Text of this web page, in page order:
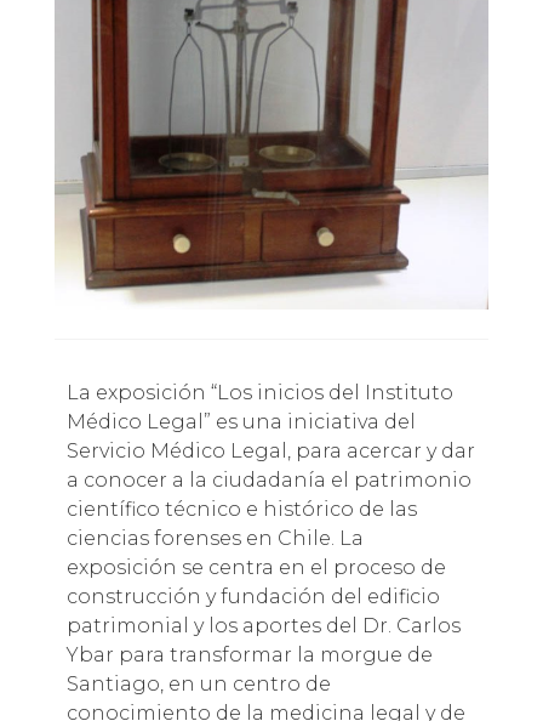
La exposición “Los inicios del Instituto
Médico Legal” es una iniciativa del
Servicio Médico Legal, para acercar y dar
a conocer a la ciudadanía el patrimonio
científico técnico e histórico de las
ciencias forenses en Chile. La
exposición se centra en el proceso de
construcción y fundación del edificio
patrimonial y los aportes del Dr. Carlos
Ybar para transformar la morgue de
Santiago, en un centro de
conocimiento de la medicina legal y de